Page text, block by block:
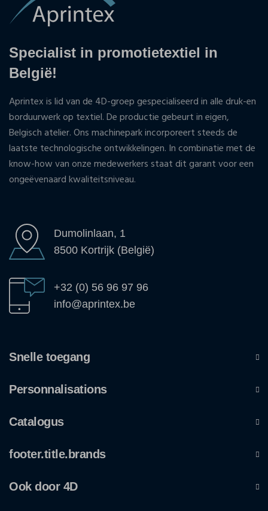
Specialist in promotietextiel in
België!
Aprintex is lid van de 4D-groep gespecialiseerd in alle druk-en
borduurwerk op textiel. De productie gebeurt in eigen,
Belgisch atelier. Ons machinepark incorporeert steeds de
laatste technologische ontwikkelingen. In combinatie met de
know-how van onze medewerkers staat dit garant voor een
ongeëvenaard kwaliteitsniveau.
Dumolinlaan, 1
8500 Kortrijk (België)
+32 (0) 56 96 97 96
info@aprintex.be
Snelle toegang
Personnalisations
Catalogus
footer.title.brands
Ook door 4D